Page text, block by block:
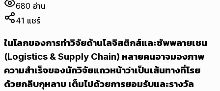
680 อ่าน
41 แชร์
ในโลกของการทำวิจัยด้านโลจิสติกส์และซัพพลายเชน
(Logistics & Supply Chain) หลายคนอาจมองภาพ
ความสำเร็จของนักวิจัยแถวหน้าว่าเป็นเส้นทางที่โรย
ด้วยกลีบกุหลาบ เต็มไปด้วยการยอมรับและรางวัล